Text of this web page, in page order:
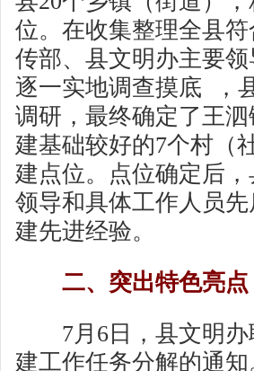
位。在收集整理全县
传部、县文明办主要
逐一实地调查摸底 ，
调研，最终确定了王
建基础较好的7个村（
建点位。点位确定后
领导和具体工作人员
建先进经验。
二、突出特色亮点
7月6日，县文明办
建工作任务分解的通